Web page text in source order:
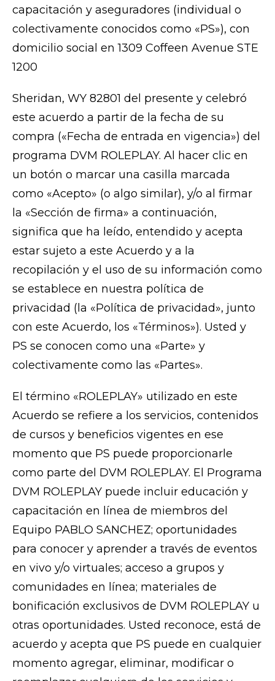
capacitación y aseguradores (individual o
colectivamente conocidos como «PS»), con
domicilio social en 1309 Coffeen Avenue STE
1200
Sheridan, WY 82801 del presente y celebró
este acuerdo a partir de la fecha de su
compra («Fecha de entrada en vigencia») del
programa DVM ROLEPLAY. Al hacer clic en
un botón o marcar una casilla marcada
como «Acepto» (o algo similar), y/o al firmar
la «Sección de firma» a continuación,
significa que ha leído, entendido y acepta
estar sujeto a este Acuerdo y a la
recopilación y el uso de su información como
se establece en nuestra política de
privacidad (la «Política de privacidad», junto
con este Acuerdo, los «Términos»). Usted y
PS se conocen como una «Parte» y
colectivamente como las «Partes».
El término «ROLEPLAY» utilizado en este
Acuerdo se refiere a los servicios, contenidos
de cursos y beneficios vigentes en ese
momento que PS puede proporcionarle
como parte del DVM ROLEPLAY. El Programa
DVM ROLEPLAY puede incluir educación y
capacitación en línea de miembros del
Equipo PABLO SANCHEZ; oportunidades
para conocer y aprender a través de eventos
en vivo y/o virtuales; acceso a grupos y
comunidades en línea; materiales de
bonificación exclusivos de DVM ROLEPLAY u
otras oportunidades. Usted reconoce, está de
acuerdo y acepta que PS puede en cualquier
momento agregar, eliminar, modificar o